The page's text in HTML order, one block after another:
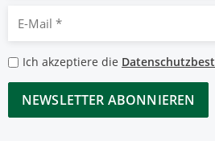
Mail
*
Datenschutzbestimmungen
*
Ich akzeptiere die
CAPTCHA